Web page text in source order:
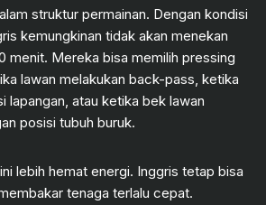
struktur permainan. Dengan kondisi
kemungkinan tidak akan menekan
menit. Mereka bisa memilih pressing
lawan melakukan back-pass, ketika
lapangan, atau ketika bek lawan
posisi tubuh buruk.
lebih hemat energi. Inggris tetap bisa
tenaga terlalu cepat.